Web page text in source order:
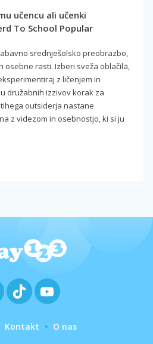
učencu ali učenki
To School Popular
srednješolsko preobrazbo,
osebne rasti. Izberi sveža oblačila,
z ličenjem in
družabnih izzivov korak za
outsiderja nastane
z videzom in osebnostjo, ki si ju
Kontakt O nas